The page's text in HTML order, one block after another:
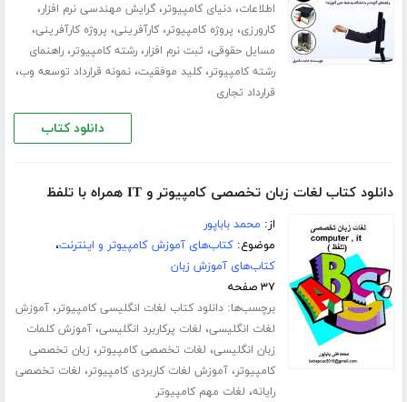
اطلاعات،دنیای کامپیوتر،گرایش مهندسی نرم افزار،
کارورزی، پروژه کامپیوتر،کارآفرینی، پروژه کارآفرینی،
مسایل حقوقی، ثبت نرم افزار،رشته کامپیوتر،راهنمای
رشته کامپیوتر،کلید موفقیت،نمونه قرارداد توسعه وب،
قرارداد تجاری
دانلود کتاب
دانلود کتاب لغات زبان تخصصی کامپیوتر و IT همراه با تلفظ
از: محمد باباپور
موضوع:کتاب‌های آموزش کامپیوتر و اینترنت،
کتاب‌های آموزش زبان
۳۷ صفحه
برچسب‌ها:دانلود کتاب لغات انگلیسی کامپیوتر،آموزش
لغات انگلیسی، لغات پرکاربرد انگلیسی،آموزش کلمات
زبان انگلیسی، لغات تخصصی کامپیوتر، زبان تخصصی
کامپیوتر،آموزش لغات کاربردی کامپیوتر، لغات تخصصی
رایانه، لغات مهم کامپیوتر